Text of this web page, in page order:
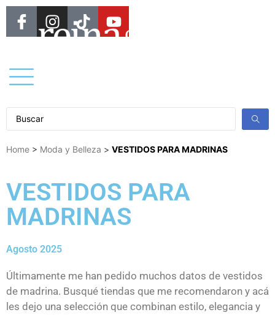
Home > Moda y Belleza > VESTIDOS PARA MADRINAS
VESTIDOS PARA
MADRINAS
Agosto 2025
Últimamente me han pedido muchos datos de vestidos
de madrina. Busqué tiendas que me recomendaron y acá
les dejo una selección que combinan estilo, elegancia y